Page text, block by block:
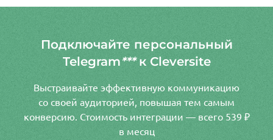
Подключайте персональный
Telegram***к Cleversite
Выстраивайте эффективную коммуникацию
со своей аудиторией, повышая тем самым
конверсию. Стоимость интеграции — всего 539 ₽
в месяц